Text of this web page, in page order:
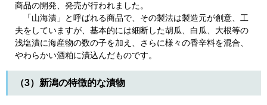
商品の開発、発売が行われました。
「山海漬」と呼ばれる商品で、その製法は製造元が創意、工
夫をしていますが、基本的には細断した胡瓜、白瓜、大根等の
浅塩漬に海産物の数の子を加え、さらに様々の香辛料を混合、
やわらかい酒粕に漬込んだものです。
（3）新潟の特徴的な漬物